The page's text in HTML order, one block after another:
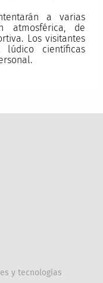
a varias
atmosférica, de
Los visitantes
lúdico científicas
y tecnologías